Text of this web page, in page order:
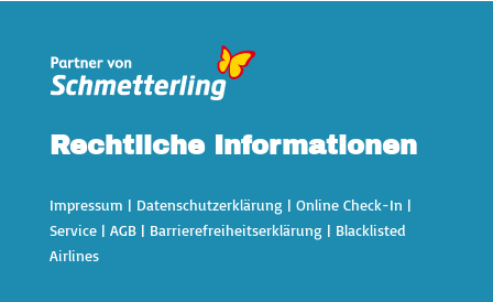
Rechtliche Informationen
Impressum | Datenschutzerklärung | Online Check-In |
Service| AGB| Barrierefreiheitserklärung | Blacklisted
Airlines